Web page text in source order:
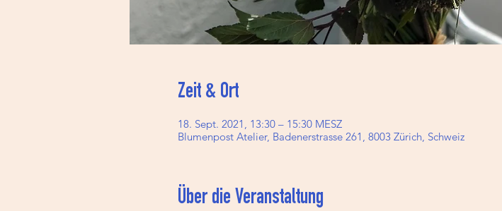
Zeit & Ort
18. Sept. 2021, 13:30 – 15:30 MESZ
Blumenpost Atelier, Badenerstrasse 261, 8003 Zürich, Schweiz
Über die Veranstaltung